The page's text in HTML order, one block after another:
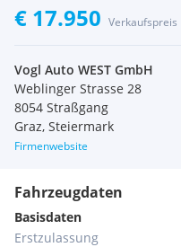
€ 17.950 Verkaufspreis
Vogl Auto WEST GmbH
Weblinger Strasse 28
8054 Straßgang
Graz, Steiermark
Firmenwebsite
Fahrzeugdaten
Basisdaten
Erstzulassung